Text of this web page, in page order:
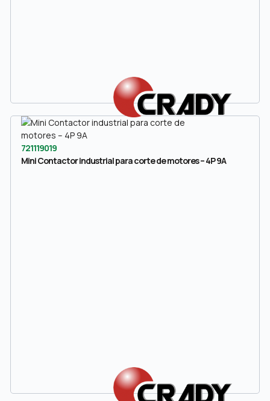
721119019
Mini Contactor industrial para corte de motores – 4P 9A